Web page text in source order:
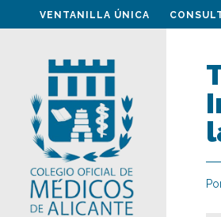
VENTANILLA ÚNICA